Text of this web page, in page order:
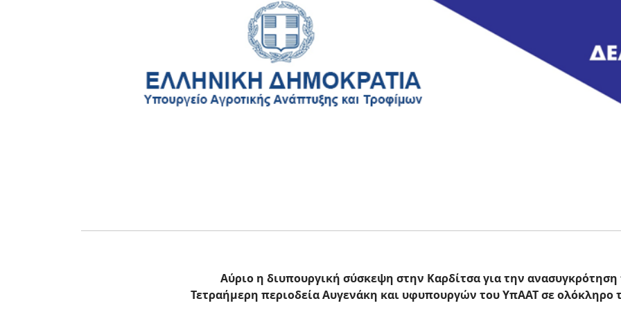
Αύριο η διυπουργική σύσκεψη στην Καρδίτσα για την ανασυγκρότηση
Τετραήμερη περιοδεία Αυγενάκη και υφυπουργών του ΥπΑΑΤ σε ολόκληρο